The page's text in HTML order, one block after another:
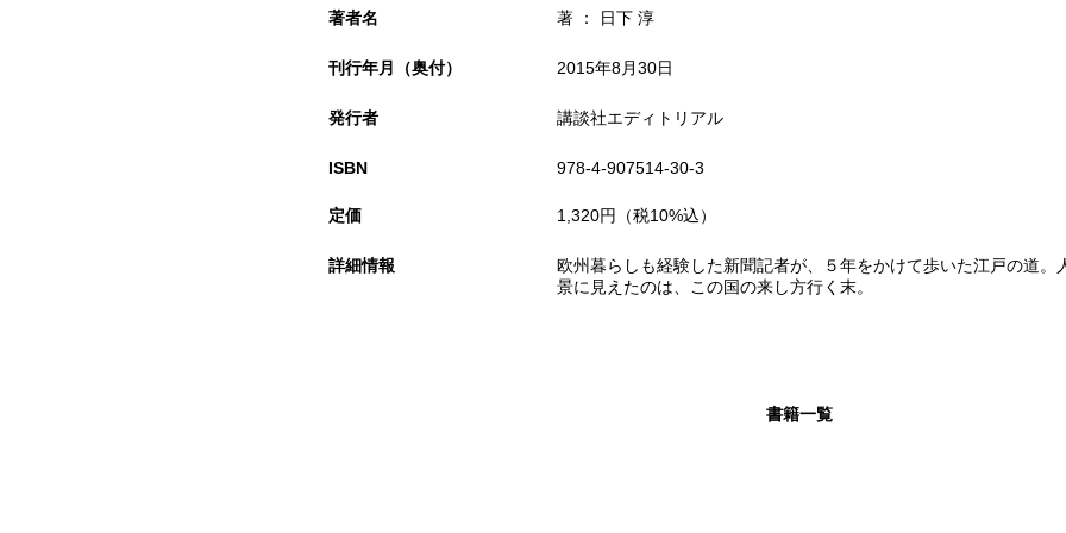
著者名 著 ： 日下 淳
刊行年月（奥付） 2015年8月30日
発行者 講談社エディトリアル
ISBN 978-4-907514-30-3
定価 1,320円（税10%込）
詳細情報
欧州暮らしも経験した新聞記者が、５年をかけて歩いた江戸の道。
景に見えたのは、この国の来し方行く末。
書籍一覧